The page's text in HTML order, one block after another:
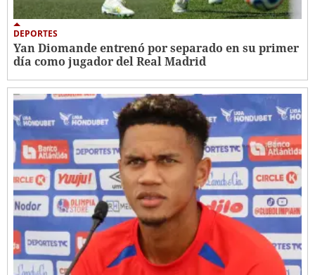
DEPORTES
Yan Diomande entrenó por separado en su primer
día como jugador del Real Madrid